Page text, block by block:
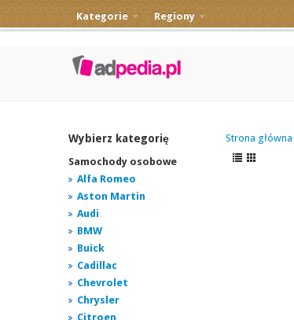
Kategorie Regiony
Wybierz kategorię
Samochody osobowe
Alfa Romeo
Aston Martin
Audi
BMW
Buick
Cadillac
Chevrolet
Chrysler
Citroen
Strona główna